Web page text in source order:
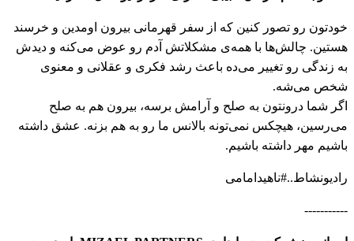
خودتون رو تصور کنین که از سفر قهرمانی بیرون اومدین و خرسند
هستین. چالش‌ها با همه‌ی مشکلاتش آدم رو عوض می‌کنه و دیدش
به زندگی رو تغییر می‌ده باعث رشد فکری و عقلانی و معنوی
شخص می‌شه.
اگر شما درونتون به صلح و آرامش برسه، بیرون هم به صلح
می‌رسین، هیچکس نمی‌تونه بالانس ما رو به هم بزنه. عشق داشته
باشیم مهر داشته باشیم.
رادیونشاط..#ناهیدامامی
-----------